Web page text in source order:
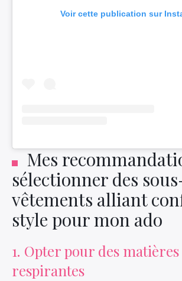
Voir cette publication sur
Mes
sélectionner des
vêtements alliant
style pour mon ado
1. Opter pour des
respirantes